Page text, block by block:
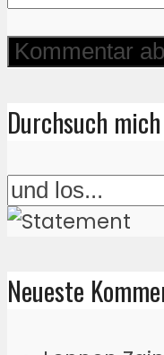
Durchsuch mich
Neueste